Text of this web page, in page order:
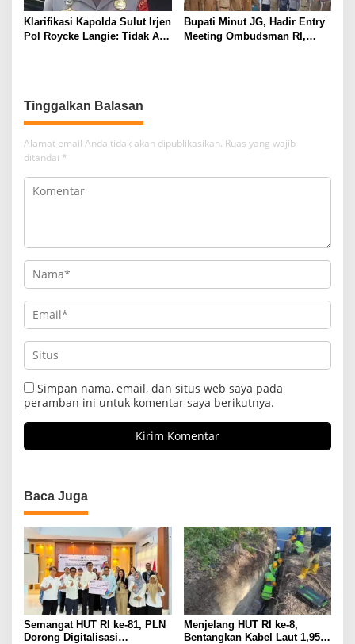
Klarifikasi Kapolda Sulut Irjen
Pol Roycke Langie: Tidak Ada
Bupati Minut JG, Hadir Entry
Meeting Ombudsman RI,
Tinggalkan Balasan
Alamat email Anda tidak akan dipublikasikan. Ruas yang wajib
ditandai *
Simpan nama, email, dan situs web saya pada
peramban ini untuk komentar saya berikutnya.
Baca Juga
Semangat HUT RI ke-81, PLN
Dorong Digitalisasi
Menjelang HUT RI ke-8,
Bentangkan Kabel Laut 1,95